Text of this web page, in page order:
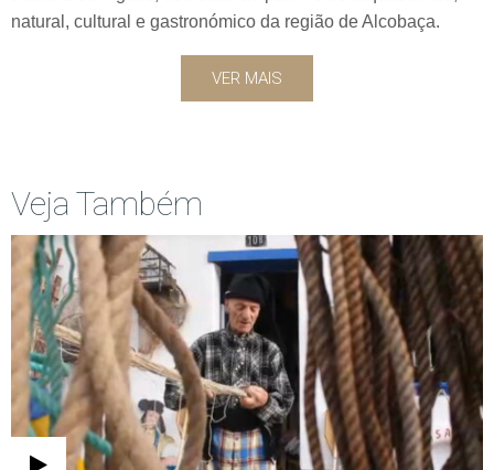
natural, cultural e gastronómico da região de Alcobaça.
VER MAIS
Veja Também